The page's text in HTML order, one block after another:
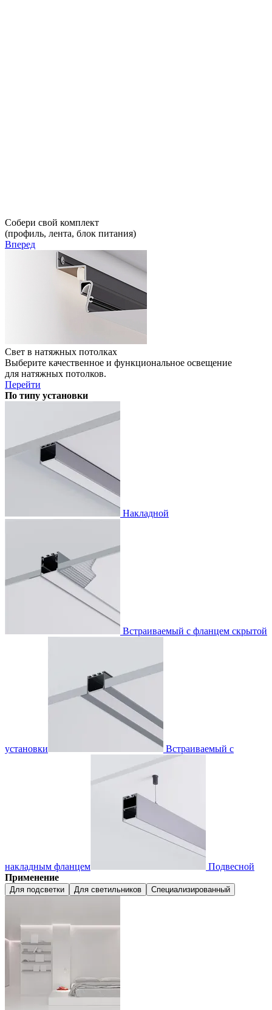
Собери свой комплект
(профиль, лента, блок питания)
Вперед
Свет в натяжных потолках
Выберите качественное и функциональное освещение
для натяжных потолков.
Перейти
По типу установки
Накладной
Встраиваемый с фланцем скрытой
установки Встраиваемый с
накладным фланцем
Подвесной
Применение
Для подсветки Для светильников Специализированный